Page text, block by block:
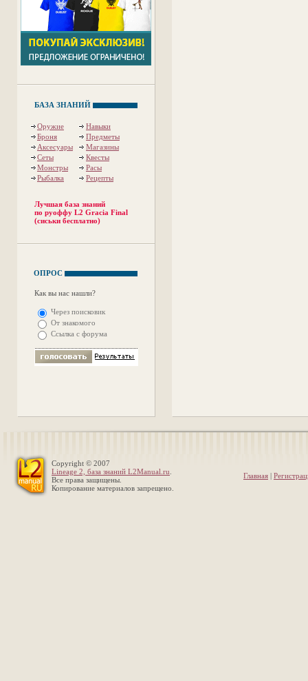
БАЗА ЗНАНИЙ
Оружие
Навыки
Броня
Предметы
Аксесуары
Магазины
Сеты
Квесты
Монстры
Расы
Рыбалка
Рецепты
Лучшая база знаний
по руоффу L2 Gracia Final
(сиськи бесплатно)
ОПРОС
Как вы нас нашли?
Через поисковик
От знакомого
Ссылка с форума
Copyright © 2007
Lineage 2, база знаний L2Manual.ru
Все права защищены.
Копирование материалов запрещено.
Главная |